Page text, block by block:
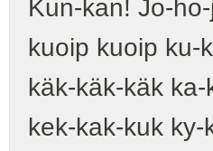
Kun-kan! Jo-
kuoip kuoip ku-
käk-käk-käk
kek-kak-kuk ky-